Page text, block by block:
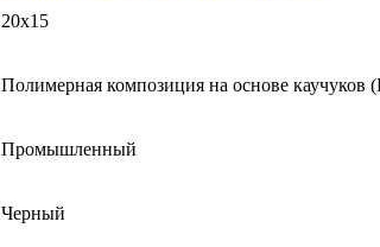
20х15
Полимерная композиция на основе каучуков
Промышленный
Черный